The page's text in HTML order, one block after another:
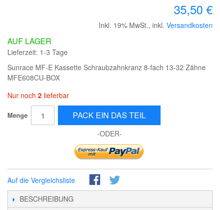
35,50 €
Inkl. 19% MwSt., inkl. Versandkosten
AUF LAGER
Lieferzeit: 1-3 Tage
Sunrace MF-E Kassette Schraubzahnkranz 8-fach 13-32 Zähne
MFE608CU-BOX
Nur noch 2 lieferbar
Menge PACK EIN DAS TEIL
-ODER-
Auf die Vergleichsliste
BESCHREIBUNG